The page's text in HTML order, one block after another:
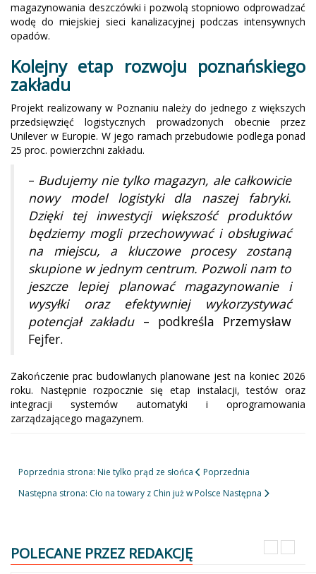
magazynowania deszczówki i pozwolą stopniowo odprowadzać
wodę do miejskiej sieci kanalizacyjnej podczas intensywnych
opadów.
Kolejny etap rozwoju poznańskiego
zakładu
Projekt realizowany w Poznaniu należy do jednego z większych
przedsięwzięć logistycznych prowadzonych obecnie przez
Unilever w Europie. W jego ramach przebudowie podlega ponad
25 proc. powierzchni zakładu.
– Budujemy nie tylko magazyn, ale całkowicie
nowy model logistyki dla naszej fabryki.
Dzięki tej inwestycji większość produktów
będziemy mogli przechowywać i obsługiwać
na miejscu, a kluczowe procesy zostaną
skupione w jednym centrum. Pozwoli nam to
jeszcze lepiej planować magazynowanie i
wysyłki oraz efektywniej wykorzystywać
potencjał zakładu– podkreśla Przemysław
Fejfer.
Zakończenie prac budowlanych planowane jest na koniec 2026
roku. Następnie rozpocznie się etap instalacji, testów oraz
integracji systemów automatyki i oprogramowania
zarządzającego magazynem.
Poprzednia strona: Nie tylko prąd ze słońca
Poprzednia
Następna strona: Cło na towary z Chin już w Polsce Następna
POLECANE PRZEZ REDAKCJĘ